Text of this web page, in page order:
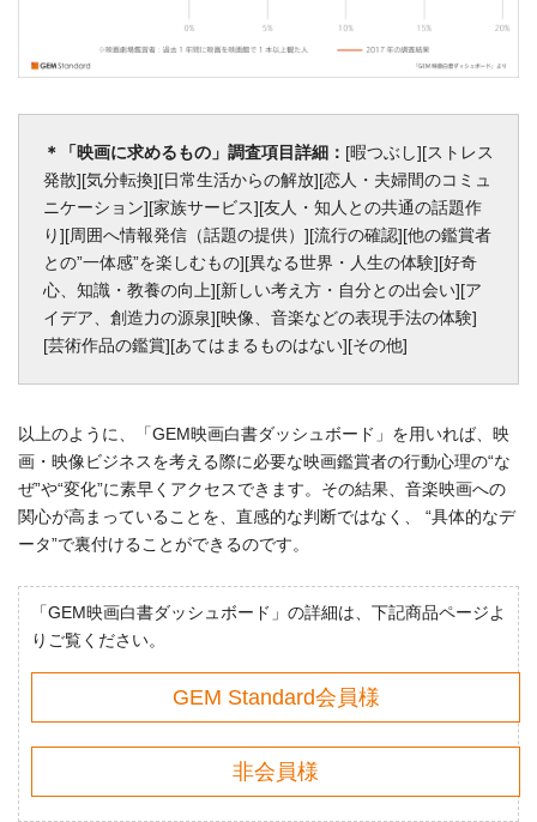
＊「映画に求めるもの」調査項目詳細： [暇つぶし][ストレス
発散][気分転換][日常生活からの解放][恋人・夫婦間のコミュ
ニケーション][家族サービス][友人・知人との共通の話題作
り][周囲へ情報発信（話題の提供）][流行の確認][他の鑑賞者
との”一体感”を楽しむもの][異なる世界・人生の体験][好奇
心、知識・教養の向上][新しい考え方・自分との出会い][ア
イデア、創造力の源泉][映像、音楽などの表現手法の体験]
[芸術作品の鑑賞][あてはまるものはない][その他]
以上のように、「GEM映画白書ダッシュボード」を用いれば、映
画・映像ビジネスを考える際に必要な映画鑑賞者の行動心理の“な
ぜ”や“変化”に素早くアクセスできます。その結果、音楽映画への
関心が高まっていることを、直感的な判断ではなく、 “具体的なデ
ータ”で裏付けることができるのです。
「GEM映画白書ダッシュボード」の詳細は、下記商品ページよ
りご覧ください。
GEM Standard会員様
非会員様